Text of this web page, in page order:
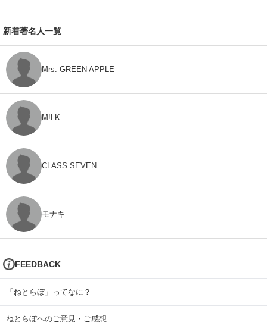
新着著名人一覧
Mrs. GREEN APPLE
M!LK
CLASS SEVEN
モナキ
FEEDBACK
「ねとらぼ」ってなに？
ねとらぼへのご意見・ご感想